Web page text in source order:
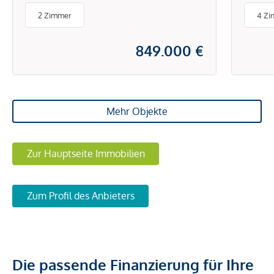
Hauptplatz
2 Zimmer
849.000 €
4
Mehr Objekte
Zur Hauptseite Immobilien
Zum Profil des Anbieters
Die passende Finanzierung für Ihre